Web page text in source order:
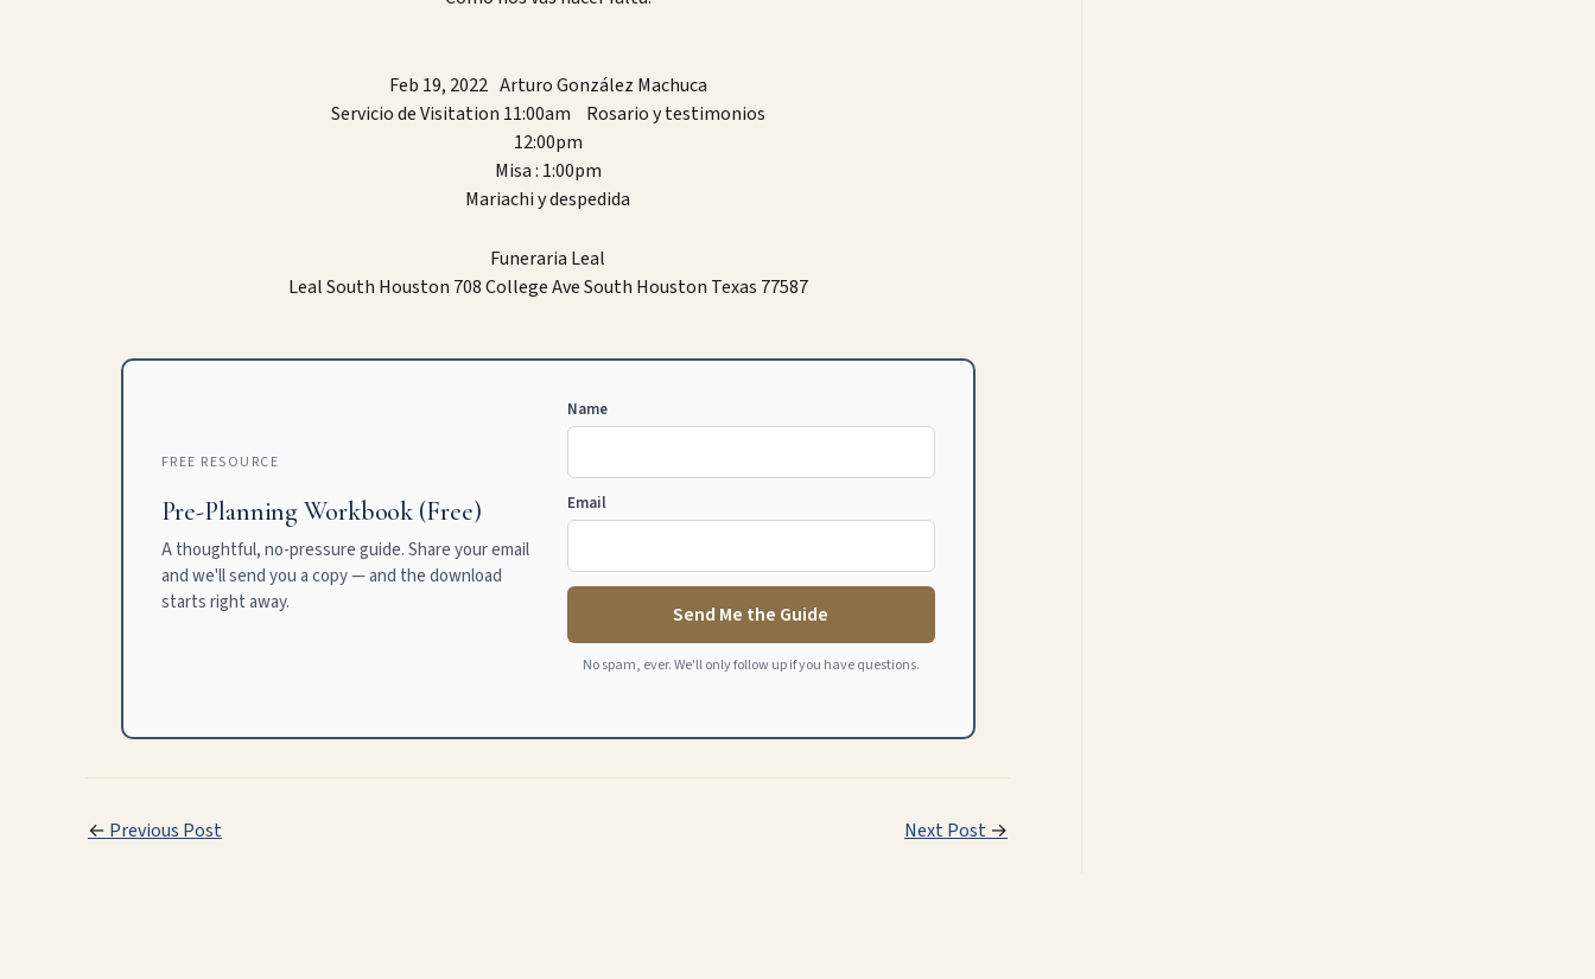
Feb 19, 2022 Arturo González Machuca
Servicio de Visitation 11:00am Rosario y testimonios
12:00pm
Misa : 1:00pm
Mariachi y despedida
Funeraria Leal
Leal South Houston 708 College Ave South Houston Texas 77587
FREE RESOURCE
Pre-Planning Workbook (Free)
A thoughtful, no-pressure guide. Share your email
and we'll send you a copy — and the download
starts right away.
Name
Email
Send Me the Guide
No spam, ever. We'll only follow up if you have questions.
← Previous Post Next Post →